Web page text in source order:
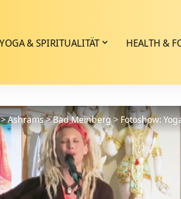
YOGA & SPIRITUALITÄT HEALTH &
Ashrams>Bad Meinberg>Fotoshow: